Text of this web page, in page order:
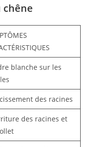
chêne
blanche sur les
des racines
des racines et